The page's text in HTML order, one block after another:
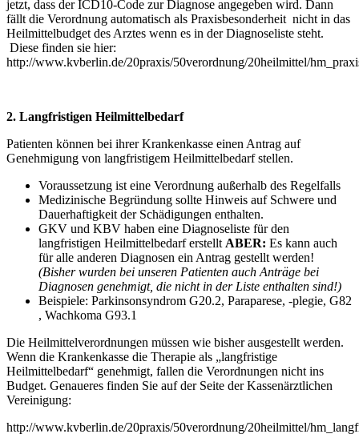
jetzt, dass der ICD10-Code zur Diagnose angegeben wird. Dann
fällt die Verordnung automatisch als Praxisbesonderheit nicht in das
Heilmittelbudget des Arztes wenn es in der Diagnoseliste steht.
Diese finden sie hier:
http://www.kvberlin.de/20praxis/50verordnung/20heilmittel/
2. Langfristigen Heilmittelbedarf
Patienten können bei ihrer Krankenkasse einen Antrag auf
Genehmigung von langfristigem Heilmittelbedarf stellen.
Voraussetzung ist eine Verordnung außerhalb des Regelfalls
Medizinische Begründung sollte Hinweis auf Schwere und
Dauerhaftigkeit der Schädigungen enthalten.
GKV und KBV haben eine Diagnoseliste für den
langfristigen Heilmittelbedarf erstellt ABER: Es kann auch
für alle anderen Diagnosen ein Antrag gestellt werden!
(Bisher wurden bei unseren Patienten auch Anträge bei
Diagnosen genehmigt, die nicht in der Liste enthalten sind!)
Beispiele: Parkinsonsyndrom G20.2, Paraparese, -plegie, G82
, Wachkoma G93.1
Die Heilmittelverordnungen müssen wie bisher ausgestellt werden.
Wenn die Krankenkasse die Therapie als „langfristige
Heilmittelbedarf“ genehmigt, fallen die Verordnungen nicht ins
Budget. Genaueres finden Sie auf der Seite der Kassenärztlichen
Vereinigung:
http://www.kvberlin.de/20praxis/50verordnung/20heilmittel/